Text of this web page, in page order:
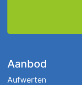
Aanbod
Aufwerten